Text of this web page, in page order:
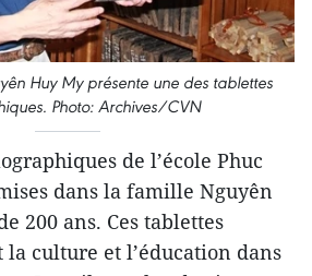
Huy My présente une des tablettes
Photo: Archives/CVN
de l’école Phuc
dans la famille Nguyên
200 ans. Ces tablettes
culture et l’éducation dans